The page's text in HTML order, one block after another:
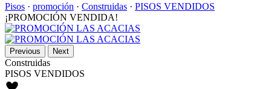
Pisos · promoción · Construidas · PISOS VENDIDOS
¡PROMOCIÓN VENDIDA!
Previous Next
Construidas
PISOS VENDIDOS